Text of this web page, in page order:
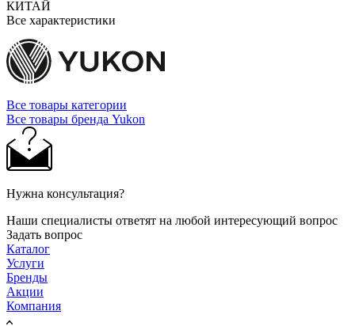
КИТАЙ
Все характеристики
Все товары категории
Все товары бренда Yukon
Нужна консультация?
Наши специалисты ответят на любой интересующий вопрос
Задать вопрос
Каталог
Услуги
Бренды
Акции
Компания